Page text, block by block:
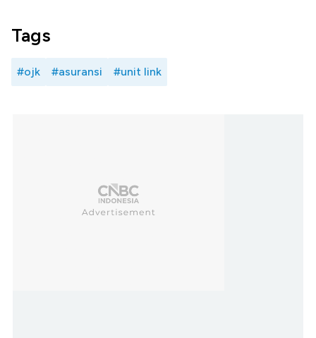
Tags
#ojk #asuransi #unit link